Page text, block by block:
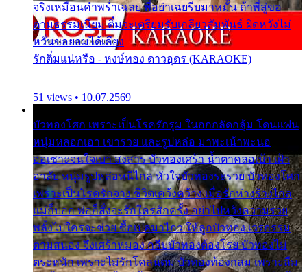
จริงเหมือนคำพร่ำเฉลย พี่อย่าเฉยรีบมาหมั้น ถ้าพี่สู่ขอ
ตามธรรมเนียม ติ๋มจะเตรียมรับเกลียวสัมพันธ์ ผิดหวังไม่
หวั่นขอยอมได้เคียง
รักติ๋มแน่หรือ - หงษ์ทอง ดาวอุดร (KARAOKE)
51 views • 10.07.2569
บัวทองโศก เพราะเป็นโรครักรุม ในอกกลัดกลุ้ม โดนแฟน
หนุ่มหลอกเอา เขารวย และรูปหล่อ มาพะเน้าพะนอ
ออเซาะจนใจเบา สงสาร บัวทองเศร้า น้ำตาคลอเบ้า เฝ้า
อาลัย หนุ่มรูปหล่อหนีไกล หัวใจบัวทองระรวย บัวทองโศก
เพราะเป็นโรครักจาง ชีวิตเคว้งคว้าง เมื่อรักห่างร้างไกล
แม่ก็บอก พ่อก็สั่งจะรักใครสักครั้ง อย่าไปหวังความรวย
พลั้งไปใครจะช่วย ซื้อเปลมาไกว ให้ลูกบัวทอง เวรกรรม
ตามสนอง จึงเศร้าหมอง กลีบบัวทองต้องโรย บัวทองไม่
ตระหนัก เพราะไม่รักโคลนตม บัวทองท้องกลม เพราะลืม